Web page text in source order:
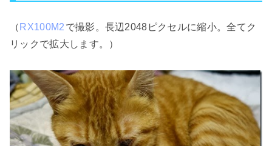
（ RX100M2 で撮影。長辺2048ピクセルに縮小。全てク
リックで拡大します。）